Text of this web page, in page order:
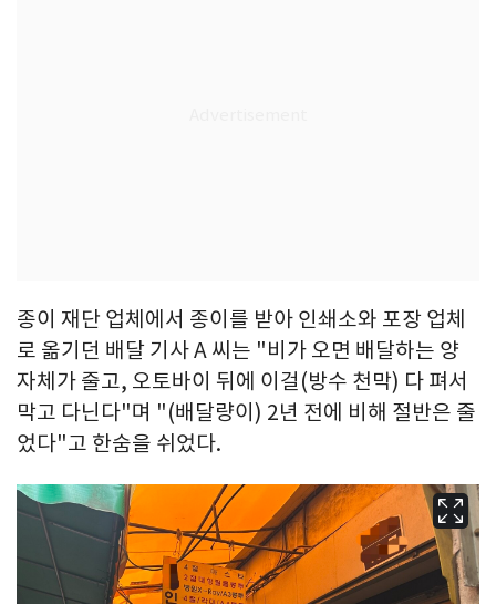
종이 재단 업체에서 종이를 받아 인쇄소와 포장 업체
로 옮기던 배달 기사 A 씨는 "비가 오면 배달하는 양
자체가 줄고, 오토바이 뒤에 이걸(방수 천막) 다 펴서
막고 다닌다"며 "(배달량이) 2년 전에 비해 절반은 줄
었다"고 한숨을 쉬었다.